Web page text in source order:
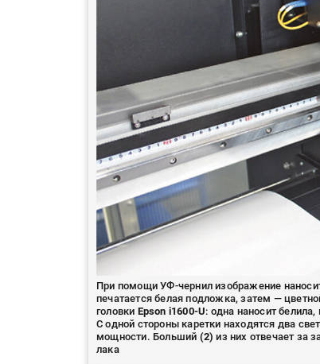
При помощи УФ-чернил изображение
печатается белая подложка, затем —
головки Epson i1600-U: одна наносит
С одной стороны каретки находятся два
мощности. Больший (2) из них отвечает за
лака